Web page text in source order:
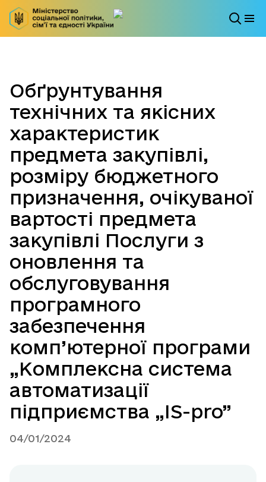
Обґрунтування
технічних та якісних
характеристик
предмета закупівлі,
розміру бюджетного
призначення, очікуваної
вартості предмета
закупівлі Послуги з
оновлення та
обслуговування
програмного
забезпечення
комп’ютерної програми
„Комплексна система
автоматизації
підприємства „IS-pro”
04/01/2024